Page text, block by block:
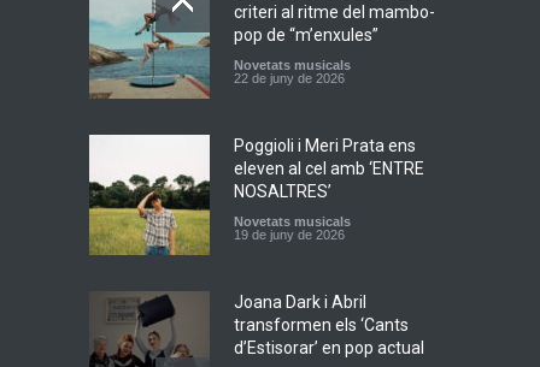
criteri al ritme del mambo-
pop de “m’enxules”
Novetats musicals
22 de juny de 2026
Poggioli i Meri Prata ens
eleven al cel amb ‘ENTRE
NOSALTRES’
Novetats musicals
19 de juny de 2026
Joana Dark i Abril
transformen els ‘Cants
d’Estisorar’ en pop actual